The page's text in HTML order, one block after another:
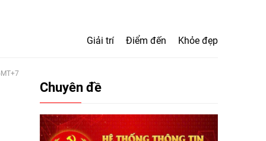
Giải trí Điểm đến Khỏe đẹp
Chuyên đề